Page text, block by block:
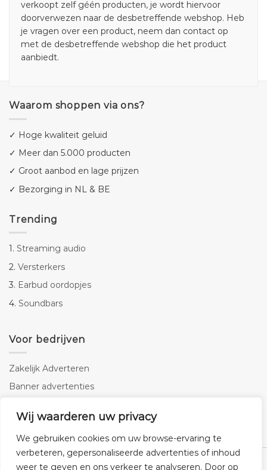
Wij waarderen uw privacy
We gebruiken cookies om uw browse-ervaring te
verbeteren, gepersonaliseerde advertenties of inhoud
weer te geven en ons verkeer te analyseren. Door op
verkoopt zelf géén producten, je wordt hiervoor
doorverwezen naar de desbetreffende webshop. Heb
je vragen over een product, neem dan contact op
met de desbetreffende webshop die het product
aanbiedt.
Waarom shoppen via ons?
✓ Hoge kwaliteit geluid
✓ Meer dan 5.000 producten
✓ Groot aanbod en lage prijzen
✓ Bezorging in NL & BE
Trending
1. Streaming audio
2. Versterkers
3. Earbud oordopjes
4. Soundbars
Voor bedrijven
Zakelijk Adverteren
Banner advertenties
SEO copywriting